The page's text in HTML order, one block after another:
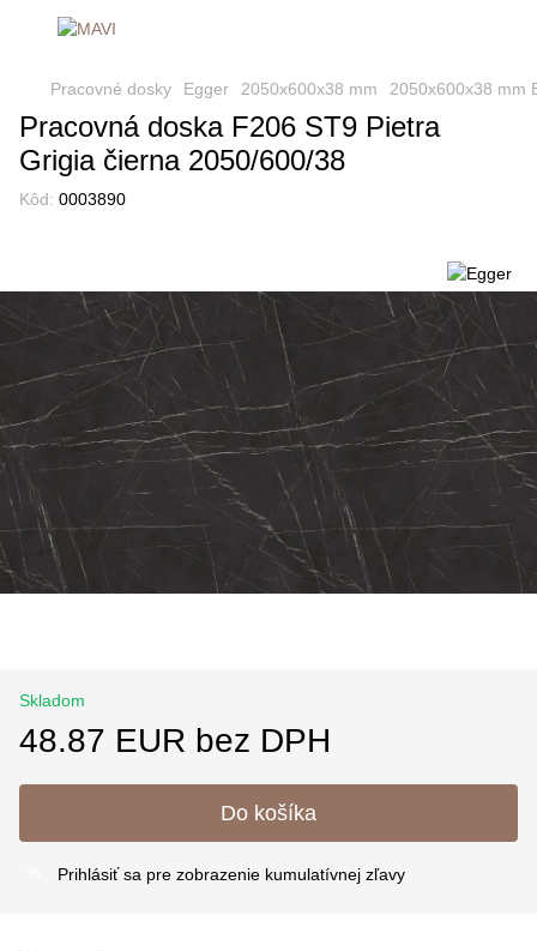
Pracovné dosky Egger 2050х600х38 mm 2050х600х38 mm
Pracovná doska F206 ST9 Pietra
Grigia čierna 2050/600/38
Kôd: 0003890
Skladom
48.87 EUR bez DPH
Do košíka
Prihlásiť sa pre zobrazenie kumulatívnej zľavy